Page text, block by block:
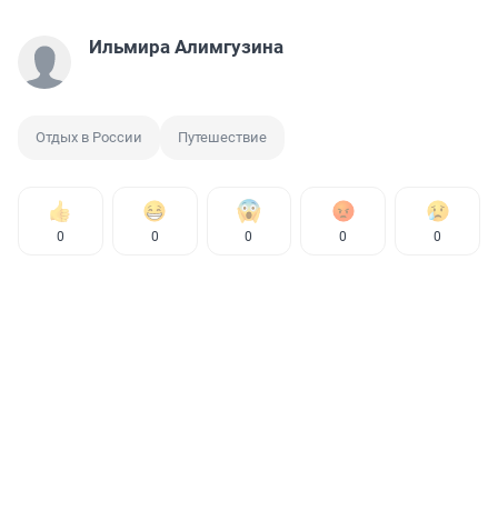
Ильмира Алимгузина
Отдых в России Путешествие
0 0 0 0 0